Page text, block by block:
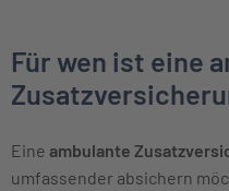
Für wen ist eine
Eine ambulante
umfassender absichern